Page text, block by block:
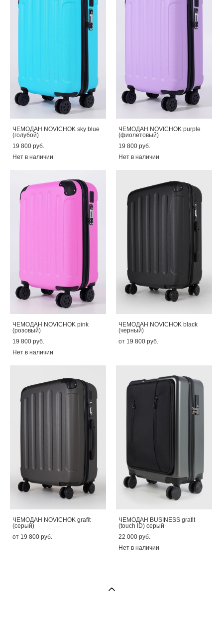
ЧЕМОДАН NOVICHOK sky blue
(голубой)
19 800 pуб.
Нет в наличии
ЧЕМОДАН NOVICHOK purple
(фиолетовый)
19 800 pуб.
Нет в наличии
ЧЕМОДАН NOVICHOK pink
(розовый)
19 800 pуб.
Нет в наличии
ЧЕМОДАН NOVICHOK black
(черный)
от 19 800 pуб.
ЧЕМОДАН NOVICHOK grafit
(серый)
от 19 800 pуб.
ЧЕМОДАН BUSINESS grafit
(touch ID) серый
22 000 pуб.
Нет в наличии